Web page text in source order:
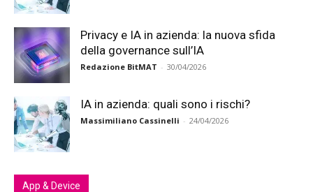
Privacy e IA in azienda: la nuova sfida
della governance sull’IA
Redazione BitMAT - 30/04/2026
IA in azienda: quali sono i rischi?
Massimiliano Cassinelli - 24/04/2026
App & Device